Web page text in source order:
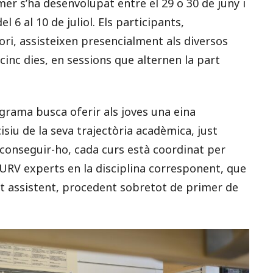
s’ha desenvolupat entre el 29 o 30 de juny i
6 al 10 de juliol. Els participants,
assisteixen presencialment als diversos
dies, en sessions que alternen la part
busca oferir als joves una eina
de la seva trajectòria acadèmica, just
ho, cada curs està coordinat per
experts en la disciplina corresponent, que
assistent, procedent sobretot de primer de